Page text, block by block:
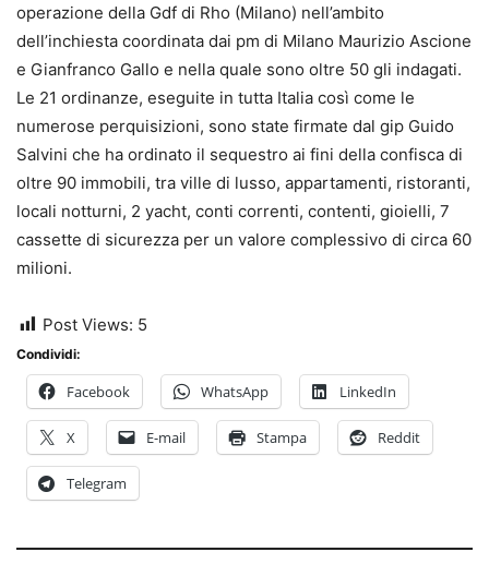
operazione della Gdf di Rho (Milano) nell’ambito
dell’inchiesta coordinata dai pm di Milano Maurizio Ascione
e Gianfranco Gallo e nella quale sono oltre 50 gli indagati.
Le 21 ordinanze, eseguite in tutta Italia così come le
numerose perquisizioni, sono state firmate dal gip Guido
Salvini che ha ordinato il sequestro ai fini della confisca di
oltre 90 immobili, tra ville di lusso, appartamenti, ristoranti,
locali notturni, 2 yacht, conti correnti, contenti, gioielli, 7
cassette di sicurezza per un valore complessivo di circa 60
milioni.
Post Views: 5
Condividi:
Facebook WhatsApp LinkedIn
X E-mail Stampa Reddit
Telegram